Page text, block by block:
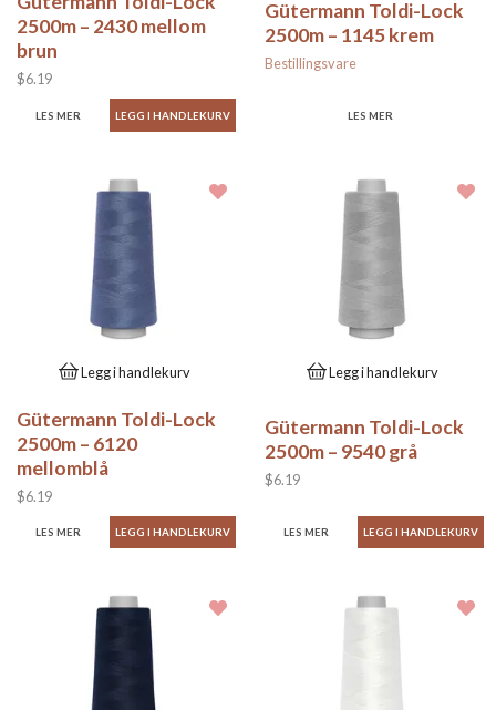
2500m – 2430 mellom
brun
$6.19
LES MER
Gütermann Toldi-Lock
2500m – 1145 krem
Bestillingsvare
LES MER
Legg i handlekurv
Gütermann Toldi-Lock
2500m – 6120
mellomblå
$6.19
LES MER
Legg i handlekurv
Gütermann Toldi-Lock
2500m – 9540 grå
$6.19
LES MER